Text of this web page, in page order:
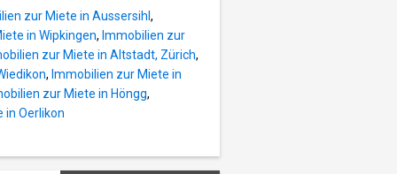
zur Miete in Aussersihl ,
in Wipkingen, Immobilien zur
zur Miete in Altstadt, Zürich,
, Immobilien zur Miete in
zur Miete in Höngg,
in Oerlikon